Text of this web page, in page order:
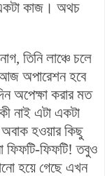
কাজ। অথচ
তিনি লাঞ্চে চলে
অপারেশন হবে
অপেক্ষা করার মত
নাই এটা একটা
হওয়ার কিছু
ফিফটি-ফিফটি! তবুও
হয়ে গেছে এখন